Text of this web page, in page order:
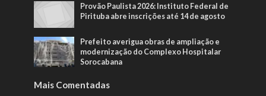
Provão Paulista 2026: Instituto Federal de
Pirituba abre inscrições até 14 de agosto
Prefeito averigua obras de ampliação e
modernização do Complexo Hospitalar
Sorocabana
Mais Comentadas